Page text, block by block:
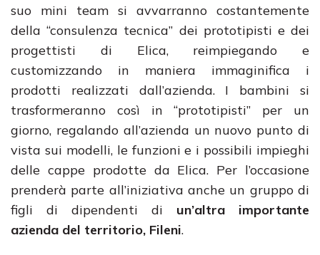
suo mini team si avvarranno costantemente
della “consulenza tecnica” dei prototipisti e dei
progettisti di Elica, reimpiegando e
customizzando in maniera immaginifica i
prodotti realizzati dall’azienda. I bambini si
trasformeranno così in “prototipisti” per un
giorno, regalando all’azienda un nuovo punto di
vista sui modelli, le funzioni e i possibili impieghi
delle cappe prodotte da Elica. Per l’occasione
prenderà parte all’iniziativa anche un gruppo di
figli di dipendenti di un’altra importante
azienda del territorio, Fileni.